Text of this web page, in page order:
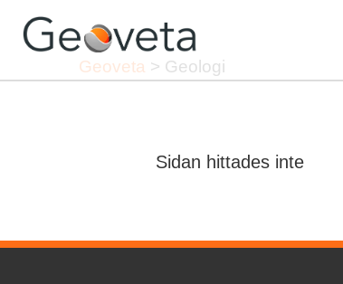
Geoveta > Geologi
Sidan hittades inte